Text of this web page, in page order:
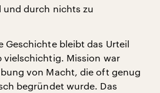
und durch nichts zu
Geschichte bleibt das Urteil
vielschichtig. Mission war
von Macht, die oft genug
begründet wurde. Das